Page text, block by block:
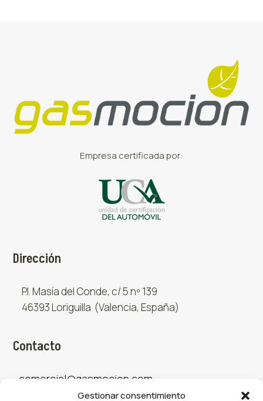
Gestionar consentimiento
Empresa certificada por:
Dirección
P.I. Masía del Conde, c/ 5 nº 139
46393 Loriguilla (Valencia, España)
Contacto
comercial@gasmocion.com